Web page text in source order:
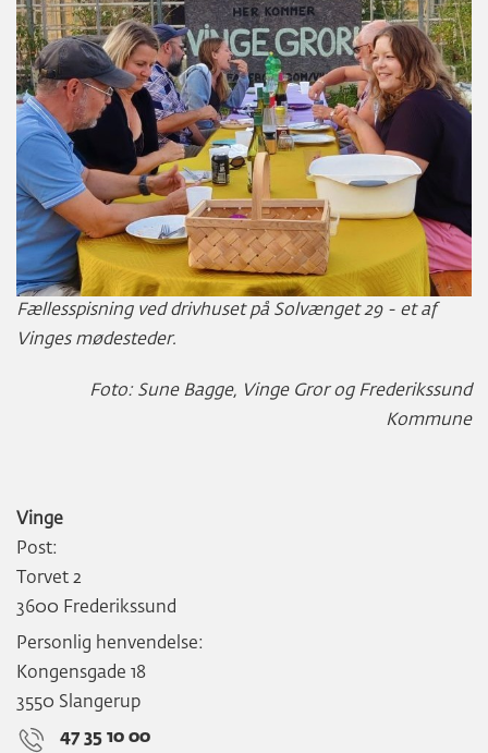
Fællesspisning ved drivhuset på Solvænget 29 - et af
Vinges mødesteder.
Foto: Sune Bagge, Vinge Gror og Frederikssund
Kommune
Vinge
Post:
Torvet 2
3600 Frederikssund
Personlig henvendelse:
Kongensgade 18
3550 Slangerup
47 35 10 00